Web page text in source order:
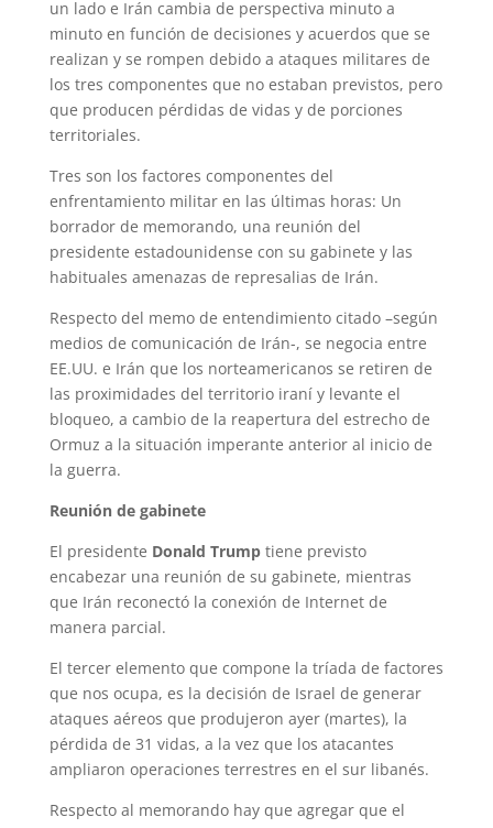
p
m
s
t
k
un lado e Irán cambia de perspectiva minuto a
minuto en función de decisiones y acuerdos que se
realizan y se rompen debido a ataques militares de
los tres componentes que no estaban previstos, pero
que producen pérdidas de vidas y de porciones
territoriales.
Tres son los factores componentes del
enfrentamiento militar en las últimas horas: Un
borrador de memorando, una reunión del
presidente estadounidense con su gabinete y las
habituales amenazas de represalias de Irán.
Respecto del memo de entendimiento citado –según
medios de comunicación de Irán-, se negocia entre
EE.UU. e Irán que los norteamericanos se retiren de
las proximidades del territorio iraní y levante el
bloqueo, a cambio de la reapertura del estrecho de
Ormuz a la situación imperante anterior al inicio de
la guerra.
Reunión de gabinete
El presidente Donald Trumptiene previsto
encabezar una reunión de su gabinete, mientras
que Irán reconectó la conexión de Internet de
manera parcial.
El tercer elemento que compone la tríada de factores
que nos ocupa, es la decisión de Israel de generar
ataques aéreos que produjeron ayer (martes), la
pérdida de 31 vidas, a la vez que los atacantes
ampliaron operaciones terrestres en el sur libanés.
Respecto al memorando hay que agregar que el